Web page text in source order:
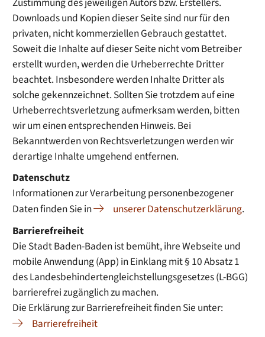
Downloads und Kopien dieser Seite sind nur für den
privaten, nicht kommerziellen Gebrauch gestattet.
Soweit die Inhalte auf dieser Seite nicht vom Betreiber
erstellt wurden, werden die Urheberrechte Dritter
beachtet. Insbesondere werden Inhalte Dritter als
solche gekennzeichnet. Sollten Sie trotzdem auf eine
Urheberrechtsverletzung aufmerksam werden, bitten
wir um einen entsprechenden Hinweis. Bei
Bekanntwerden von Rechtsverletzungen werden wir
derartige Inhalte umgehend entfernen.
Datenschutz
Informationen zur Verarbeitung personenbezogener
Daten finden Sie in
unserer Datenschutzerklärung.
Barrierefreiheit
Die Stadt Baden-Baden ist bemüht, ihre Webseite und
mobile Anwendung (App) in Einklang mit § 10 Absatz 1
des Landesbehindertengleichstellungsgesetzes (L-BGG)
barrierefrei zugänglich zu machen.
Die Erklärung zur Barrierefreiheit finden Sie unter:
Barrierefreiheit